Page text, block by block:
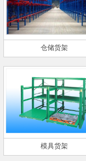
仓储货架
模具货架